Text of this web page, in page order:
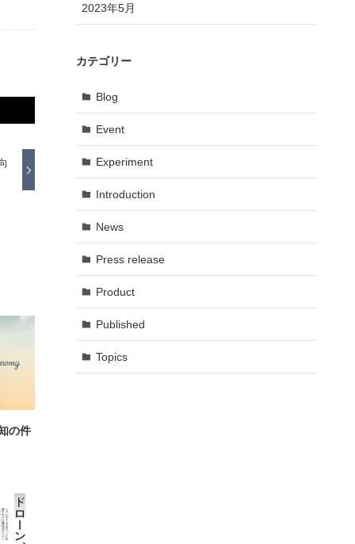
の件
2023年5月
カテゴリー
Blog
Event
Experiment
Introduction
News
Press release
Product
Published
Topics